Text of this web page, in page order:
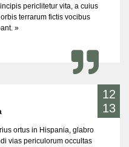
periclitetur vita, a cuius
terrarum fictis vocibus
»
12
13
ortus in Hispania, glabro
vias periculorum occultas